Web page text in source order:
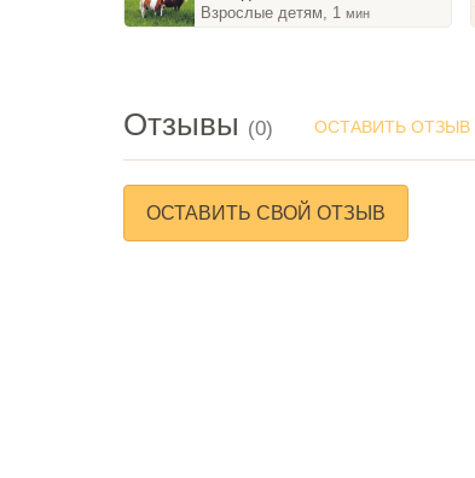
Взрослые детям, 1 мин
Отзывы (0) ОСТАВИТЬ ОТЗЫВ
ОСТАВИТЬ СВОЙ ОТЗЫВ